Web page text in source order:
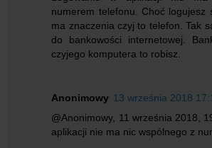
numerem telefonu. Choć logujesz
ma znaczenia czyj to telefon. Tak
do bankowości internetowej.
czyjego komputera to robisz.
Anonimowy 13 września 2018
@Anonimowy, 11 września 2018,
aplikacji nie ma nic wspólnego z